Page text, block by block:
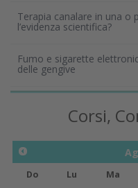
Terapia canalare in una o
l’evidenza scientifica?
Fumo e sigarette
delle gengive
Corsi,
Do Lu Ma